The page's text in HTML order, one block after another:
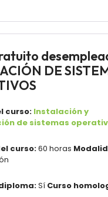
DE
curso: Instalación y
de sistemas
curso:60 horas
Sí Curso